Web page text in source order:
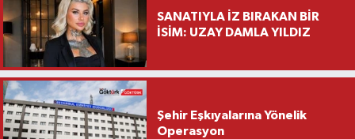
SANATIYLA İZ BIRAKAN BİR
İSİM: UZAY DAMLA YILDIZ
Şehir Eşkıyalarına Yönelik
Operasyon